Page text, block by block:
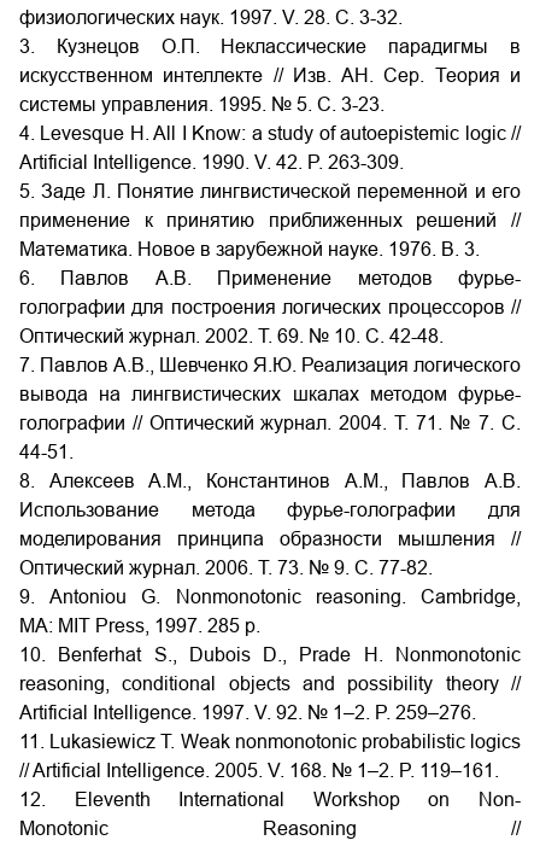
физиологических наук. 1997. V. 28. С. 3-32.
3. Кузнецов О.П. Неклассические парадигмы в
искусственном интеллекте // Изв. АН. Сер. Теория и
системы управления. 1995. № 5. С. 3-23.
4. Levesque H. All I Know: a study of autoepistemic logic //
Artificial Intelligence. 1990. V. 42. P. 263-309.
5. Заде Л. Понятие лингвистической переменной и его
применение к принятию приближенных решений //
Математика. Новое в зарубежной науке. 1976. В. 3.
6. Павлов А.В. Применение методов фурье-
голографии для построения логических процессоров //
Оптический журнал. 2002. Т. 69. № 10. С. 42-48.
7. Павлов А.В., Шевченко Я.Ю. Реализация логического
вывода на лингвистических шкалах методом фурье-
голографии // Оптический журнал. 2004. Т. 71. № 7. С.
44-51.
8. Алексеев A.M., Константинов A.M., Павлов А.В.
Использование метода фурье-голографии для
моделирования принципа образности мышления //
Оптический журнал. 2006. Т. 73. № 9. С. 77-82.
9. Antoniou G. Nonmonotonic reasoning. Cambridge,
MA: MIT Press, 1997. 285 p.
10. Benferhat S., Dubois D., Prade H. Nonmonotonic
reasoning, conditional objects and possibility theory //
Artificial Intelligence. 1997. V. 92. № 1–2. P. 259–276.
11. Lukasiewicz T. Weak nonmonotonic probabilistic logics
// Artificial Intelligence. 2005. V. 168. № 1–2. P. 119–161.
12. Eleventh International Workshop on Non-
Monotonic Reasoning //